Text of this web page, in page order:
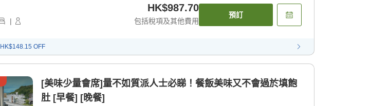
|
HK$987.70
包括稅項及其他費用
預訂
HK$148.15 OFF
[美味少量會席]量不如質派人士必睇！餐飯美味又不會過於填飽
肚 [早餐] [晚餐]